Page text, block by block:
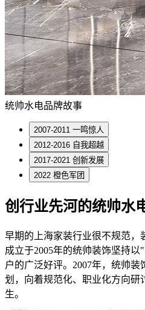
统帅水电品牌故事
2007-2011 一鸣惊人
2012-2016 自我超越
2017-2021 创新发展
2022 橙色军团
创行业先河的统帅水
早期的上海家装行业很不规范，
成立于2005年的统帅装饰坚持
户的广泛好评。2007年，统帅
划，向着规范化、职业化方向研
生。